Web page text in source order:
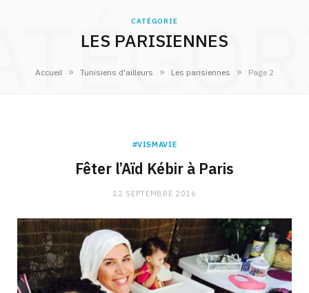
CATÉGORIE
LES PARISIENNES
Accueil » Tunisiens d'ailleurs » Les parisiennes » Page 2
#VISMAVIE
Fêter l’Aïd Kébir à Paris
12 SEPTEMBRE 2016